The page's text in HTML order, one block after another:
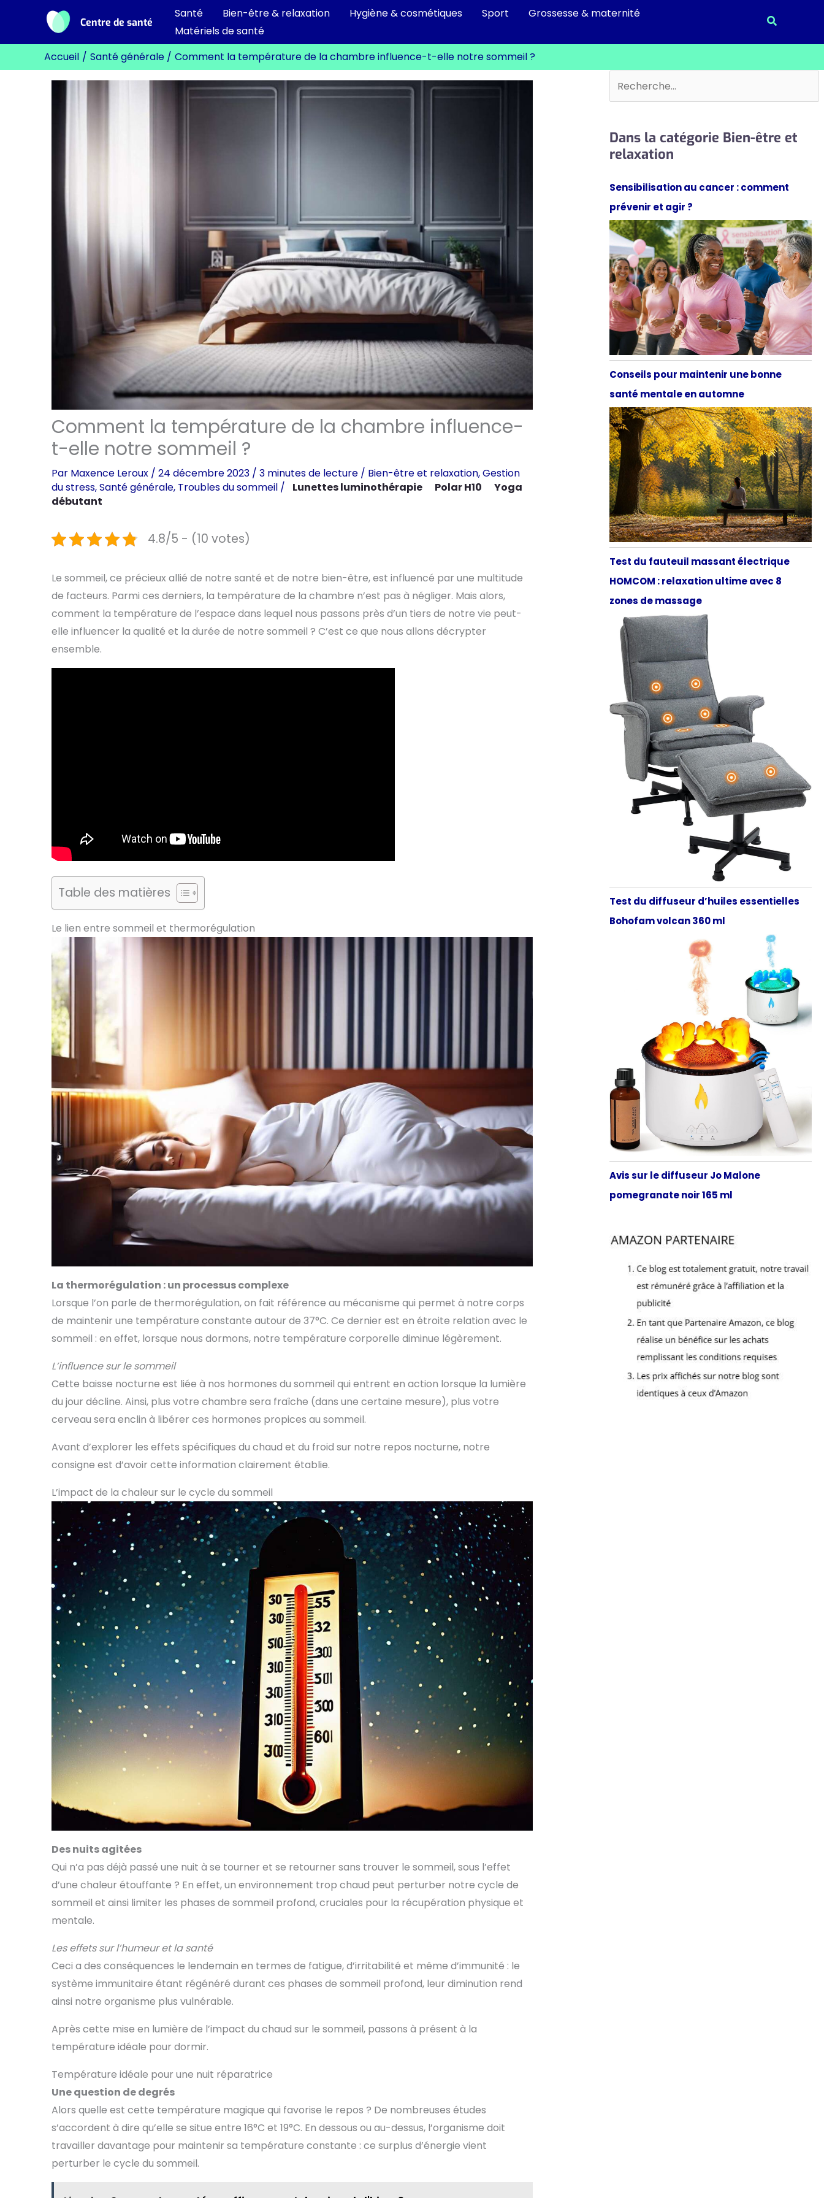
contenu
Centre de santé
Santé Bien-être & relaxation Hygiène & cosmétiques Sport
Grossesse & maternité
Matériels de santé
Accueil Santé générale Comment la température de la chambre influence-t-elle notre sommeil ?
Comment la température de la chambre influence-
t-elle notre sommeil ?
Par Maxence Leroux / 24 décembre 2023 / 3 minutes de lecture / Bien-être et relaxation,Gestion
du stress,Santé générale, Troubles du sommeil / Lunettes luminothérapie Polar H10
Yoga
débutant
4.8/5 - (10 votes)
Le sommeil, ce précieux allié de notre santé et de notre bien-être, est influencé par une multitude
de facteurs. Parmi ces derniers, la température de la chambre n’est pas à négliger. Mais alors,
comment la température de l’espace dans lequel nous passons près d’un tiers de notre vie peut-
elle influencer la qualité et la durée de notre sommeil ? C’est ce que nous allons décrypter
ensemble.
Table des matières
Le lien entre sommeil et thermorégulation
La thermorégulation : un processus complexe
Lorsque l’on parle de thermorégulation, on fait référence au mécanisme qui permet à notre corps
de maintenir une température constante autour de 37°C. Ce dernier est en étroite relation avec le
sommeil : en effet, lorsque nous dormons, notre température corporelle diminue légèrement.
L’influence sur le sommeil
Cette baisse nocturne est liée à nos hormones du sommeil qui entrent en action lorsque la lumière
du jour décline. Ainsi, plus votre chambre sera fraîche (dans une certaine mesure), plus votre
cerveau sera enclin à libérer ces hormones propices au sommeil.
Avant d’explorer les effets spécifiques du chaud et du froid sur notre repos nocturne, notre
consigne est d’avoir cette information clairement établie.
L’impact de la chaleur sur le cycle du sommeil
Des nuits agitées
Qui n’a pas déjà passé une nuit à se tourner et se retourner sans trouver le sommeil, sous l’effet
d’une chaleur étouffante ? En effet, un environnement trop chaud peut perturber notre cycle de
sommeil et ainsi limiter les phases de sommeil profond, cruciales pour la récupération physique et
mentale.
Les effets sur l’humeur et la santé
Ceci a des conséquences le lendemain en termes de fatigue, d’irritabilité et même d’immunité : le
système immunitaire étant régénéré durant ces phases de sommeil profond, leur diminution rend
ainsi notre organisme plus vulnérable.
Après cette mise en lumière de l’impact du chaud sur le sommeil, passons à présent à la
température idéale pour dormir.
Température idéale pour une nuit réparatrice
Une question de degrés
Alors quelle est cette température magique qui favorise le repos ? De nombreuses études
s’accordent à dire qu’elle se situe entre 16°C et 19°C. En dessous ou au-dessus, l’organisme doit
travailler davantage pour maintenir sa température constante : ce surplus d’énergie vient
perturber le cycle du sommeil.
Rechercher
Dans la catégorie Bien-être et
relaxation
Sensibilisation au cancer : comment
prévenir et agir ?
Conseils pour maintenir une bonne
santé mentale en automne
Test du fauteuil massant électrique
HOMCOM : relaxation ultime avec 8
zones de massage
Test du diffuseur d’huiles essentielles
Bohofam volcan 360 ml
Avis sur le diffuseur Jo Malone
pomegranate noir 165 ml